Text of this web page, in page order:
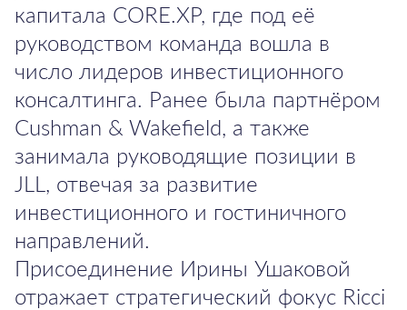
капитала CORE.XP, где под её
руководством команда вошла в
число лидеров инвестиционного
консалтинга. Ранее была партнёром
Cushman & Wakefield, а также
занимала руководящие позиции в
JLL, отвечая за развитие
инвестиционного и гостиничного
направлений.
Присоединение Ирины Ушаковой
отражает стратегический фокус Ricci